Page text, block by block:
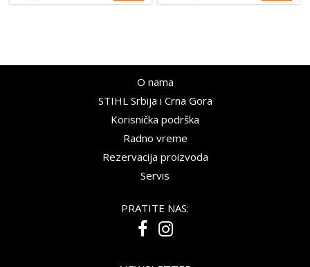
O nama
STIHL Srbija i Crna Gora
Korisnička podrška
Radno vreme
Rezervacija proizvoda
Servis
PRATITE NAS: